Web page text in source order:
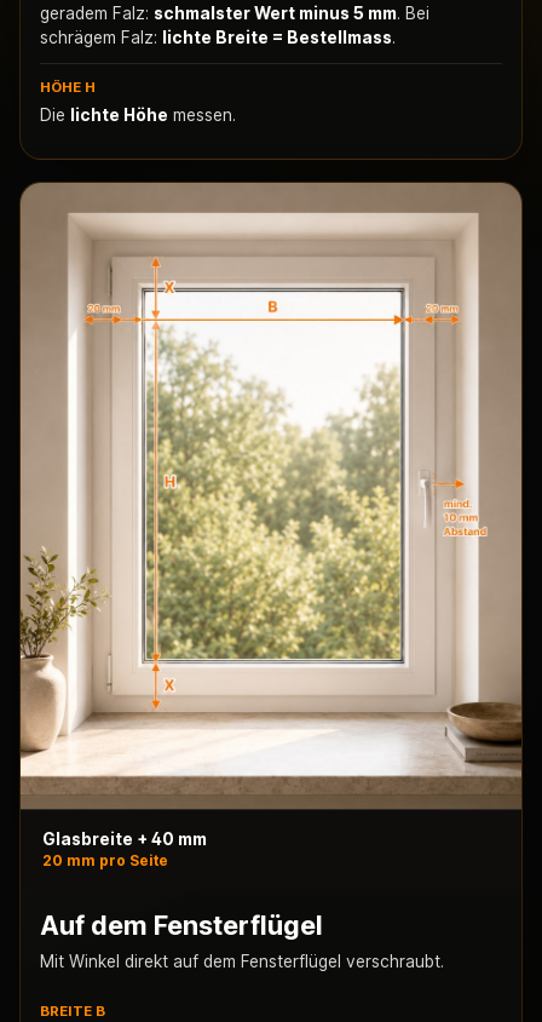
geradem Falz: schmalster Wert minus 5 mm. Bei
schrägem Falz:
lichte Breite = Bestellmass.
HÖHE H
Die lichte Höhe messen.
Glasbreite + 40 mm
20 mm pro Seite
Auf dem Fensterflügel
Mit Winkel direkt auf dem Fensterflügel verschraubt.
BREITE B